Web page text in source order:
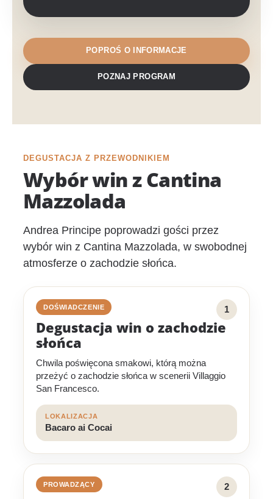
POPROŚ O INFORMACJE
POZNAJ PROGRAM
DEGUSTACJA Z PRZEWODNIKIEM
Wybór win z Cantina
Mazzolada
Andrea Principe poprowadzi gości przez
wybór win z Cantina Mazzolada, w swobodnej
atmosferze o zachodzie słońca.
DOŚWIADCZENIE 1
Degustacja win o zachodzie
słońca
Chwila poświęcona smakowi, którą można
przeżyć o zachodzie słońca w scenerii Villaggio
San Francesco.
LOKALIZACJA
Bacaro ai Cocai
PROWADZĄCY 2